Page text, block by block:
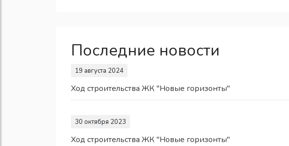
Последние новости
19 августа 2024
Ход строительства ЖК "Новые горизонты"
30 октября 2023
Ход строительства ЖК "Новые горизонты"